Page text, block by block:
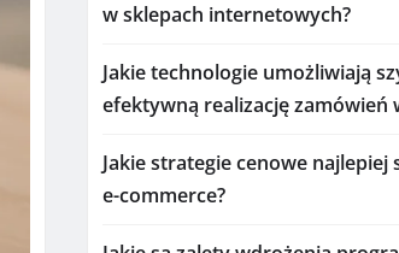
w sklepach internetowych?
Jakie technologie umożliwiają
efektywną realizację zamówień
Jakie strategie cenowe najlepiej
e-commerce?